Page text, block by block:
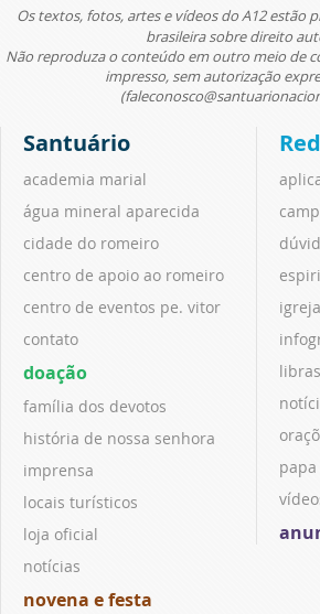
Os textos, fotos, artes e vídeos do A12 estão
brasileira sobre direito
Não reproduza o conteúdo em outro meio de
impresso, sem autorização
Santuário
academia marial
água mineral aparecida
cidade do romeiro
centro de apoio ao romeiro
centro de eventos pe. vitor
contato
doação
família dos devotos
história de nossa senhora
imprensa
locais turísticos
loja oficial
notícias
novena e festa
igreja
libras
papa